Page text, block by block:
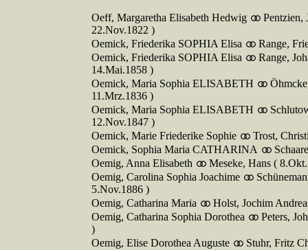
Oeff, Margaretha Elisabeth Hedwig
Pentzien,
22.Nov.1822 )
Oemick, Friederika SOPHIA Elisa
Range,
Oemick, Friederika SOPHIA Elisa
Range,
14.Mai.1858 )
Oemick, Maria Sophia ELISABETH
11.Mrz.1836 )
Oemick, Maria Sophia ELISABETH
12.Nov.1847 )
Oemick, Marie Friederike Sophie
Trost,
Oemick, Sophia Maria CATHARINA
Oemig, Anna Elisabeth
Meseke, Hans (
Oemig, Carolina Sophia Joachime
5.Nov.1886 )
Oemig, Catharina Maria
Holst, Jochim
Oemig, Catharina Sophia Dorothea
Peters,
)
Oemig, Elise Dorothea Auguste
Stuhr, Fritz